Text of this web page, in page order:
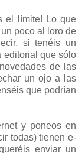
el límite! Lo que
poco al loro de
si tenéis un
editorial que sólo
de las
un ojo a las
que podrían
y poneos en
todas) tienen e-
enviar un